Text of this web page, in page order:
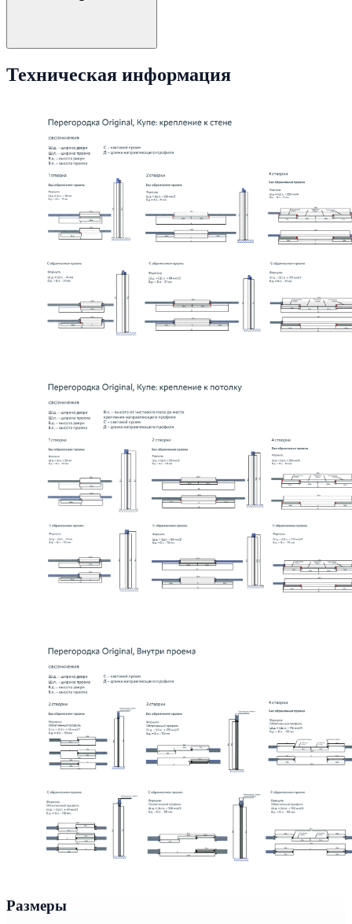
Техническая информация
Размеры